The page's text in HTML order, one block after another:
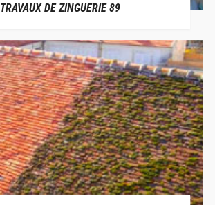
TRAVAUX DE ZINGUERIE 89